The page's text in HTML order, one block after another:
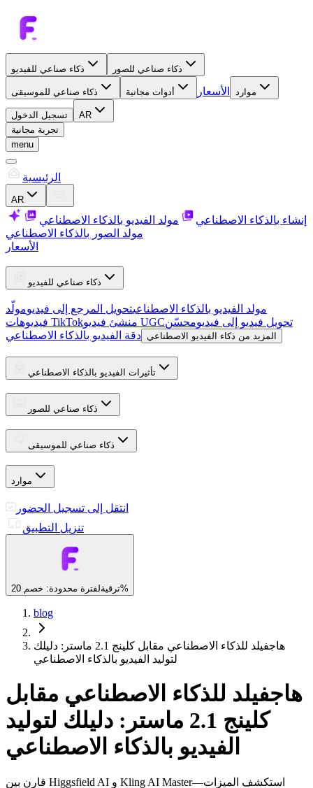
ذكاء صناعي للفيديو ذكاء صناعي للصور
ذكاء صناعي للموسيقى أدوات مجانية الأسعار موارد
تسجيل الدخول
AR
تجربة مجانية
menu
الرئيسية
AR
إنشاء بالذكاء الاصطناعي
مولد الفيديو بالذكاء الاصطناعي
مولد الصور بالذكاء الاصطناعي
الأسعار
ذكاء صناعي للفيديو
مولد الفيديو بالذكاء الاصطناعيتحويل المرجع إلى فيديومولّد
فيديوهات TikTok
منشئ فيديو UGC تحويل فيديو إلى فيديومحسّن
دقة الفيديو بالذكاء الاصطناعي المزيد من ذكاء الفيديو الاصطناعي
تأثيرات الفيديو بالذكاء الاصطناعي
ذكاء صناعي للصور
ذكاء صناعي للموسيقى
موارد
انتقل إلى تسجيل الحضور
تنزيل التطبيق
ترقيةلفترة محدودة: خصم 20%
blog
هاجفيلد للذكاء الاصطناعي مقابل كلينج 2.1 ماستر: دليلك
لتوليد الفيديو بالذكاء الاصطناعي
هاجفيلد للذكاء الاصطناعي مقابل
كلينج 2.1 ماستر: دليلك لتوليد
الفيديو بالذكاء الاصطناعي
قارن بين Higgsfield AI و Kling AI Master—استكشف الميزات